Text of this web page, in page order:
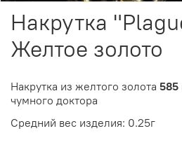
Накрутка
Желтое золото
Накрутка из желтого золота 585
чумного доктора
Средний вес изделия: 0.25г